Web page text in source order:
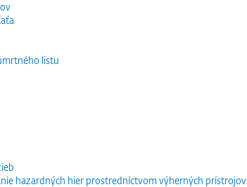
listu
hazardných hier prostredníctvom výherných prístrojov